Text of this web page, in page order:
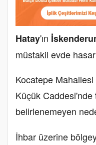
Hatay'ın
müstakil evde
Kocatepe
Küçük Caddesi'nde
belirlenemeyen
İhbar üzerine